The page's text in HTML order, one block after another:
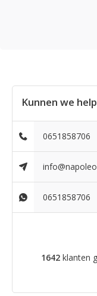
Kunnen we
0651858706
0651858706
1642 klanten